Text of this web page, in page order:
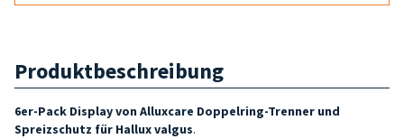
Produktbeschreibung
6er-Pack Display von Alluxcare Doppelring-Trenner und
Spreizschutz für Hallux valgus.